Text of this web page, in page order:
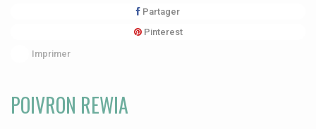
Partager
Pinterest
Imprimer
POIVRON REWIA